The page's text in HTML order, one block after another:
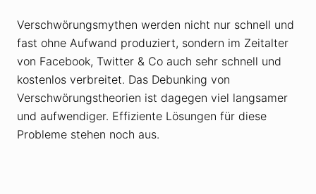
Verschwörungsmythen werden nicht nur schnell und
fast ohne Aufwand produziert, sondern im Zeitalter
von Facebook, Twitter & Co auch sehr schnell und
kostenlos verbreitet. Das Debunking von
Verschwörungstheorien ist dagegen viel langsamer
und aufwendiger. Effiziente Lösungen für diese
Probleme stehen noch aus.